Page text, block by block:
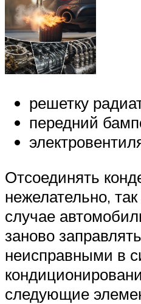
решетку
передний
Отсоединять
нежелательно,
случае
заново
неисправными в
следующие